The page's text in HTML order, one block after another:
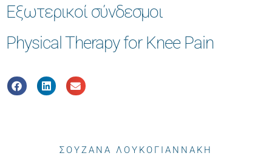
Εξωτερικοί σύνδεσμοι
Physical Therapy for Knee Pain
ΣΟΥΖΑΝΑ ΛΟΥΚΟΓΙΑΝΝΑΚΗ